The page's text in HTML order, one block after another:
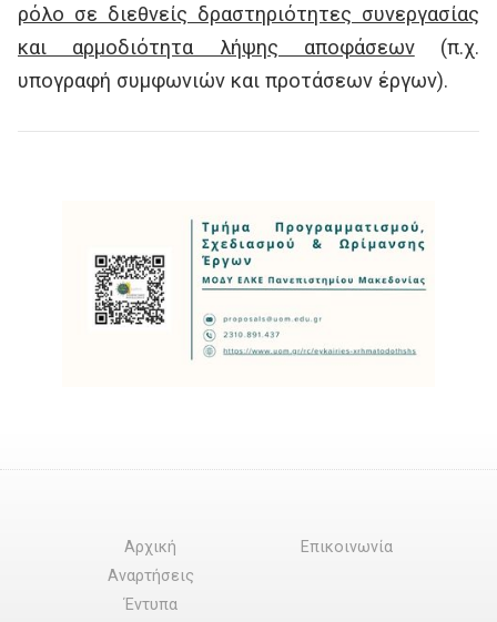
ρόλο σε διεθνείς δραστηριότητες συνεργασίας
και αρμοδιότητα λήψης αποφάσεων(π.χ.
υπογραφή συμφωνιών και προτάσεων έργων).
Αρχική
Αναρτήσεις
Έντυπα
Επικοινωνία